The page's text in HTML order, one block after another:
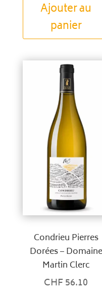
Ajouter au
panier
Condrieu Pierres
Dorées – Domaine
Martin Clerc
CHF56.10